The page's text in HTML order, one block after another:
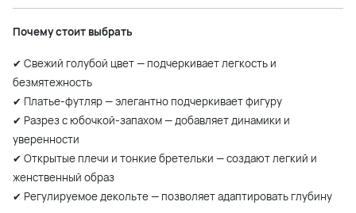
Почему стоит выбрать
✔ Свежий голубой цвет — подчеркивает легкость и
безмятежность
✔ Платье-футляр — элегантно подчеркивает фигуру
✔ Разрез с юбочкой-запахом — добавляет динамики и
уверенности
✔ Открытые плечи и тонкие бретельки — создают легкий и
женственный образ
✔ Регулируемое декольте — позволяет адаптировать глубину